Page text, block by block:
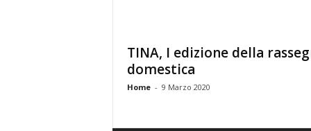
TINA, I edizione della
domestica
Home - 9 Marzo 2020